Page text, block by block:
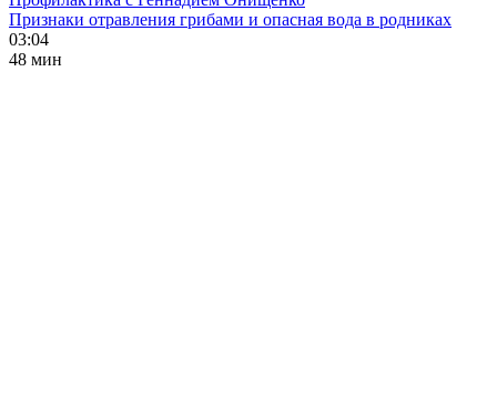
Признаки отравления грибами и опасная вода в родниках
03:04
48 мин